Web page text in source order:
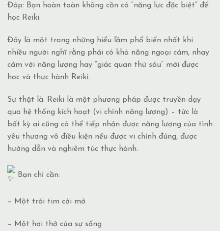
Đáp: Bạn hoàn toàn không cần có “năng lực đặc biệt” để
học Reiki.
Đây là một trong những hiểu lầm phổ biến nhất khi
nhiều người nghĩ rằng phải có khả năng ngoại cảm, nhạy
cảm với năng lượng hay “giác quan thứ sáu” mới được
học và thực hành Reiki.
Sự thật là: Reiki là một phương pháp được truyền dạy
qua hệ thống kích hoạt (vi chỉnh năng lượng) – tức là
bất kỳ ai cũng có thể tiếp nhận được năng lượng của tình
yêu thương vô điều kiện nếu được vi chỉnh đúng, được
hướng dẫn và nghiêm túc thực hành.
Bạn chỉ cần:
– Một trái tim cởi mở
– Một hơi thở của sự sống